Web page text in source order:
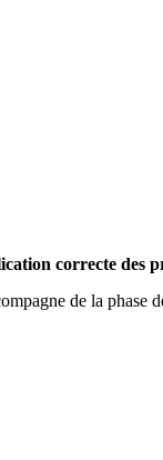
correcte des
de la